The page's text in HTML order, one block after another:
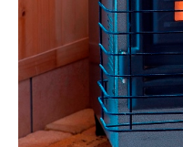
リノベーション
ペレットストーブ
よくある質問